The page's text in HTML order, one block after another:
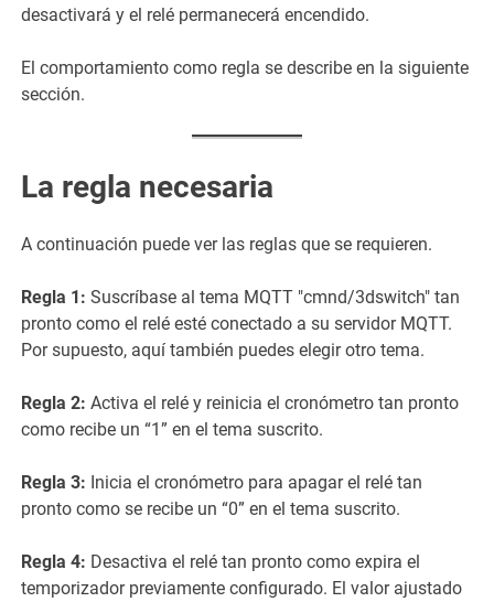
desactivará y el relé permanecerá encendido.
El comportamiento como regla se describe en la siguiente
sección.
La regla necesaria
A continuación puede ver las reglas que se requieren.
Regla 1:Suscríbase al tema MQTT "cmnd/3dswitch" tan
pronto como el relé esté conectado a su servidor MQTT.
Por supuesto, aquí también puedes elegir otro tema.
Regla 2: Activa el relé y reinicia el cronómetro tan pronto
como recibe un “1” en el tema suscrito.
Regla 3: Inicia el cronómetro para apagar el relé tan
pronto como se recibe un “0” en el tema suscrito.
Regla 4: Desactiva el relé tan pronto como expira el
temporizador previamente configurado. El valor ajustado